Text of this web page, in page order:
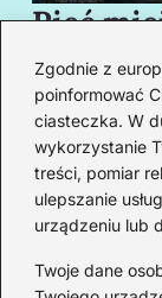
Zgodnie z
poinformować
ciasteczka. W
wykorzystanie
treści, pomiar
ulepszanie
urządzeniu lub
Twoje dane
Pięć
granicy,
swoim
Redakcja
Od lat
przez pryzmat
smaków i